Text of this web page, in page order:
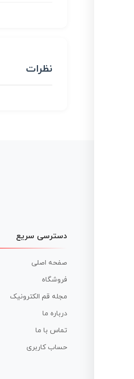
نظرات
دسترسی سریع
صفحه اصلی
فروشگاه
مجله قم الکترونیک
درباره ما
تماس با ما
حساب کاربری